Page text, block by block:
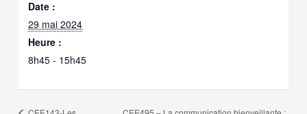
Date :
29 mai 2024
Heure :
8h45 - 15h45